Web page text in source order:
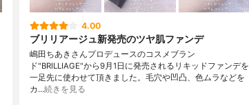
4.00
ブリリアージュ新発売のツヤ肌ファンデ
嶋田ちあきさんプロデュースのコスメブラン
ド"BRILLIAGE"から9月1日に発売されるリキッドファンデを
一足先に使わせて頂きました。毛穴や凹凸、色ムラなどを
カ…続きを見る